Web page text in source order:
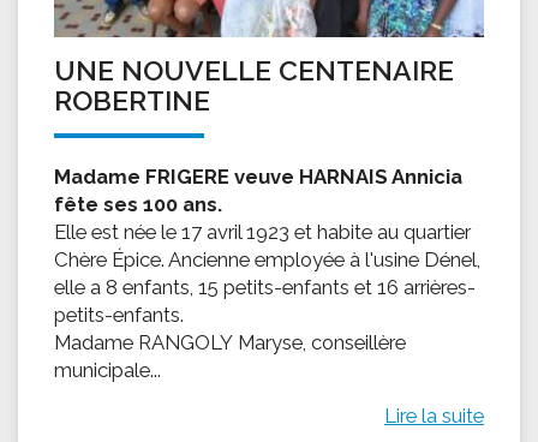
UNE NOUVELLE CENTENAIRE
ROBERTINE
Madame FRIGERE veuve HARNAIS Annicia
fête ses 100 ans.
Elle est née le 17 avril 1923 et habite au quartier
Chère Épice. Ancienne employée à l'usine Dénel,
elle a 8 enfants, 15 petits-enfants et 16 arrières-
petits-enfants.
Madame RANGOLY Maryse, conseillère
municipale...
Lire la suite